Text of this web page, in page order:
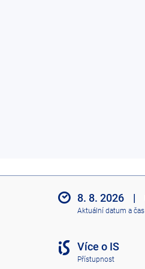
8. 8. 2026 |
Aktuální datum a čas
Více o IS
Přístupnost